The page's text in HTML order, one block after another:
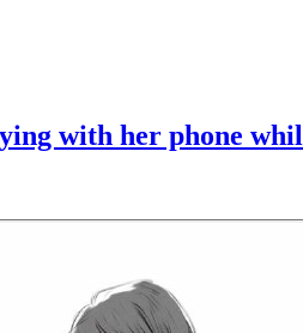
with her phone